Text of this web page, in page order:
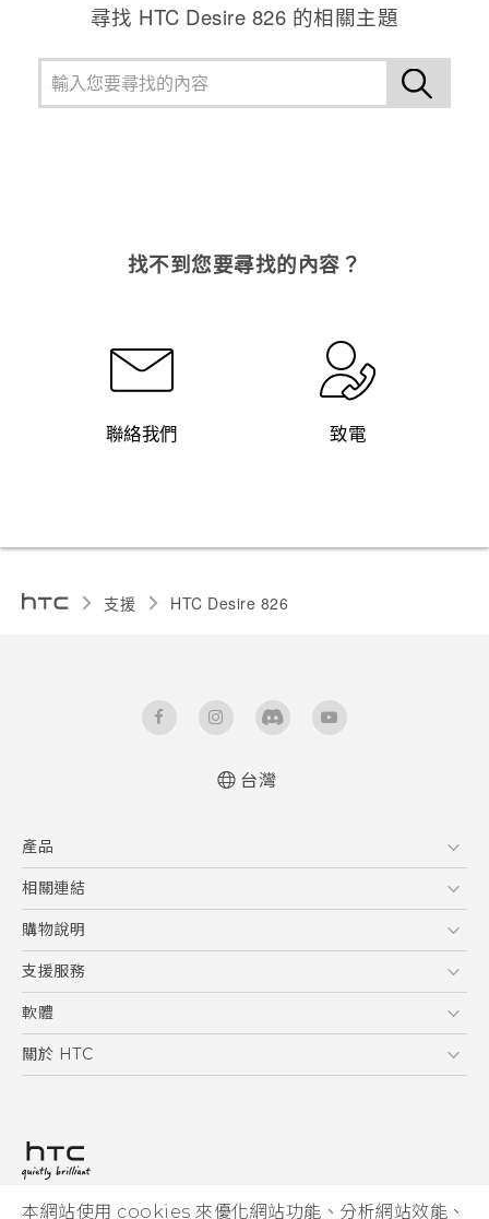
本網站使用 cookies 來優化網站功能、分析網站效能、
尋找 HTC Desire 826 的相關主題
找不到您要尋找的內容？
聯絡我們 致電
支援 HTC Desire 826‎
台灣
產品
5G
智慧型手機
配件
相關連結
HTC Research
購物說明
購物須知
訂單管理
付款方式
支援服務
到府收送維修服務
服務中心資訊
客戶服務佈告欄
軟體
應用程式
HTC Sync Manager
關於 HTC
投資人
© 2011-2026 HTC Corporation